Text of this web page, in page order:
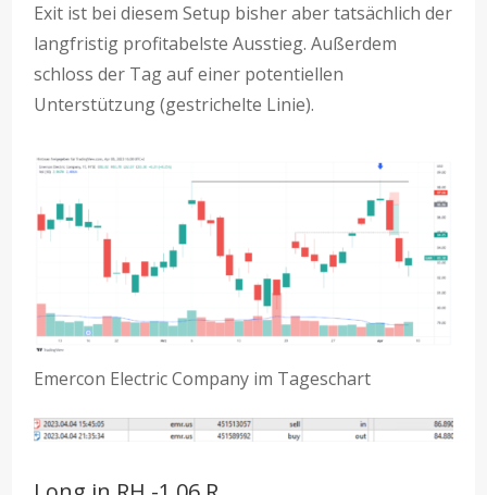
Exit ist bei diesem Setup bisher aber tatsächlich der
langfristig profitabelste Ausstieg. Außerdem
schloss der Tag auf einer potentiellen
Unterstützung (gestrichelte Linie).
Emercon Electric Company im Tageschart